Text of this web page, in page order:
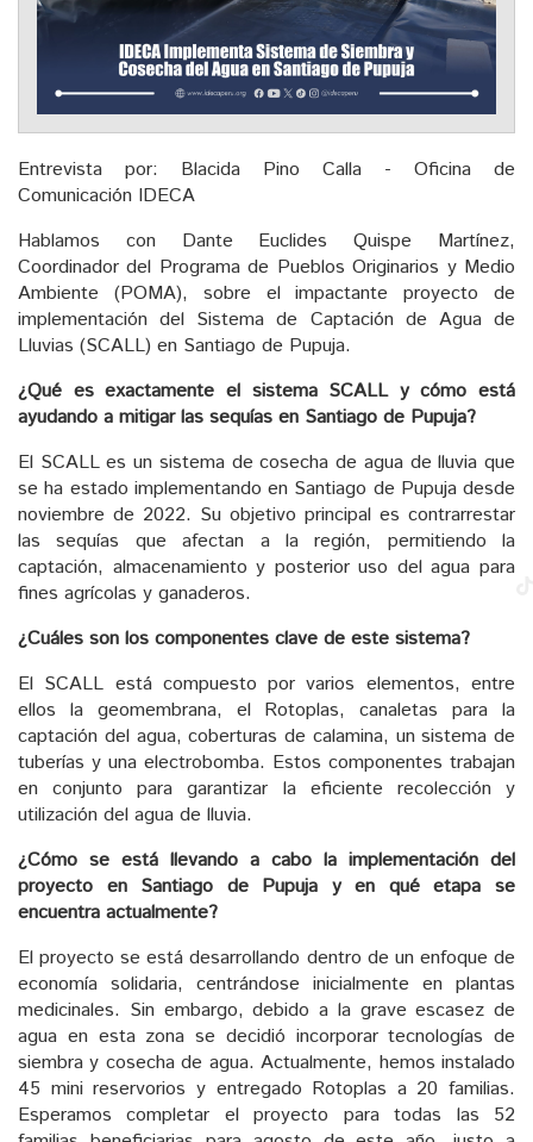
Entrevista por: Blacida Pino Calla - Oficina de
Comunicación IDECA
Hablamos con Dante Euclides Quispe Martínez,
Coordinador del Programa de Pueblos Originarios y Medio
Ambiente (POMA), sobre el impactante proyecto de
implementación del Sistema de Captación de Agua de
Lluvias (SCALL) en Santiago de Pupuja.
¿Qué es exactamente el sistema SCALL y cómo está
ayudando a mitigar las sequías en Santiago de Pupuja?
El SCALL es un sistema de cosecha de agua de lluvia que
se ha estado implementando en Santiago de Pupuja desde
noviembre de 2022. Su objetivo principal es contrarrestar
las sequías que afectan a la región, permitiendo la
captación, almacenamiento y posterior uso del agua para
fines agrícolas y ganaderos.
¿Cuáles son los componentes clave de este sistema?
El SCALL está compuesto por varios elementos, entre
ellos la geomembrana, el Rotoplas, canaletas para la
captación del agua, coberturas de calamina, un sistema de
tuberías y una electrobomba. Estos componentes trabajan
en conjunto para garantizar la eficiente recolección y
utilización del agua de lluvia.
¿Cómo se está llevando a cabo la implementación del
proyecto en Santiago de Pupuja y en qué etapa se
encuentra actualmente?
El proyecto se está desarrollando dentro de un enfoque de
economía solidaria, centrándose inicialmente en plantas
medicinales. Sin embargo, debido a la grave escasez de
agua en esta zona se decidió incorporar tecnologías de
siembra y cosecha de agua. Actualmente, hemos instalado
45 mini reservorios y entregado Rotoplas a 20 familias.
Esperamos completar el proyecto para todas las 52